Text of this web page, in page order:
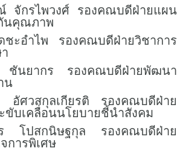
จักรไพวงศ์ รองคณบดีฝ่ายแผน
นคุณภาพ
ะอำไพ รองคณบดีฝ่ายวิชาการ
นยากร รองคณบดีฝ่ายพัฒนา
น
อัศวสกุลเกียรติ รองคณบดีฝ่าย
ขับเคลื่อนนโยบายชี้นำสังคม
โปสกนิษฐกุล รองคณบดีฝ่าย
การพิเศษ